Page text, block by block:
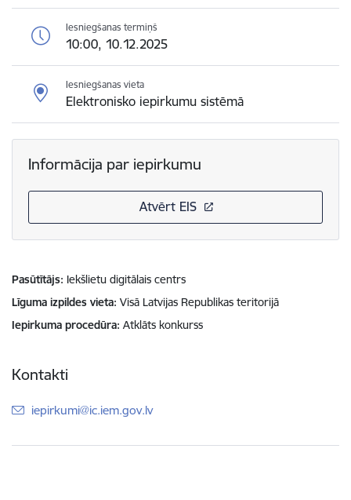
Iesniegšanas termiņš
10:00, 10.12.2025
Iesniegšanas vieta
Elektronisko iepirkumu sistēmā
Informācija par iepirkumu
Atvērt EIS
Pasūtītājs Iekšlietu digitālais centrs
Līguma izpildes vieta Visā Latvijas Republikas teritorijā
Iepirkuma procedūra Atklāts konkurss
Kontakti
E-pasts:
iepirkumi@ic.iem.gov.lv